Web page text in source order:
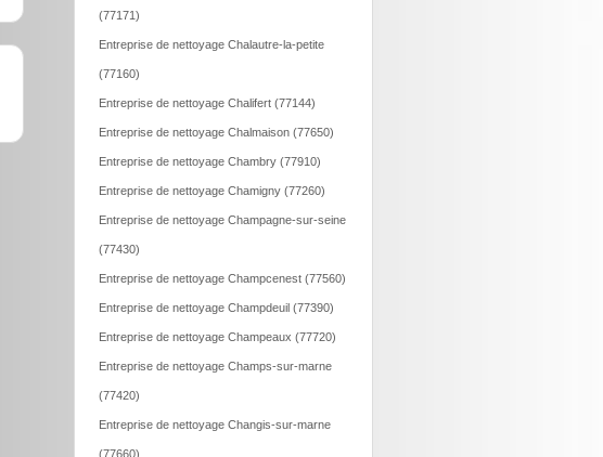
(77171)
Entreprise de nettoyage Chalautre-la-petite
(77160)
Entreprise de nettoyage Chalifert (77144)
Entreprise de nettoyage Chalmaison (77650)
Entreprise de nettoyage Chambry (77910)
Entreprise de nettoyage Chamigny (77260)
Entreprise de nettoyage Champagne-sur-seine
(77430)
Entreprise de nettoyage Champcenest (77560)
Entreprise de nettoyage Champdeuil (77390)
Entreprise de nettoyage Champeaux (77720)
Entreprise de nettoyage Champs-sur-marne
(77420)
Entreprise de nettoyage Changis-sur-marne
(77660)